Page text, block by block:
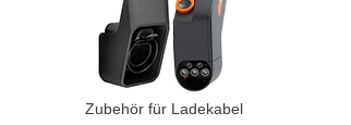
Zubehör für Ladekabel